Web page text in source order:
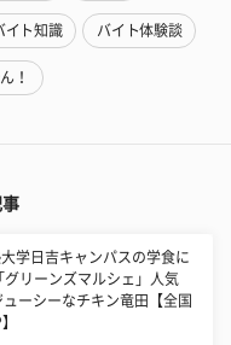
イト知識 バイト体験談
！
学日吉キャンパスの学食に
グリーンズマルシェ」人気
ューシーなチキン竜田【全国